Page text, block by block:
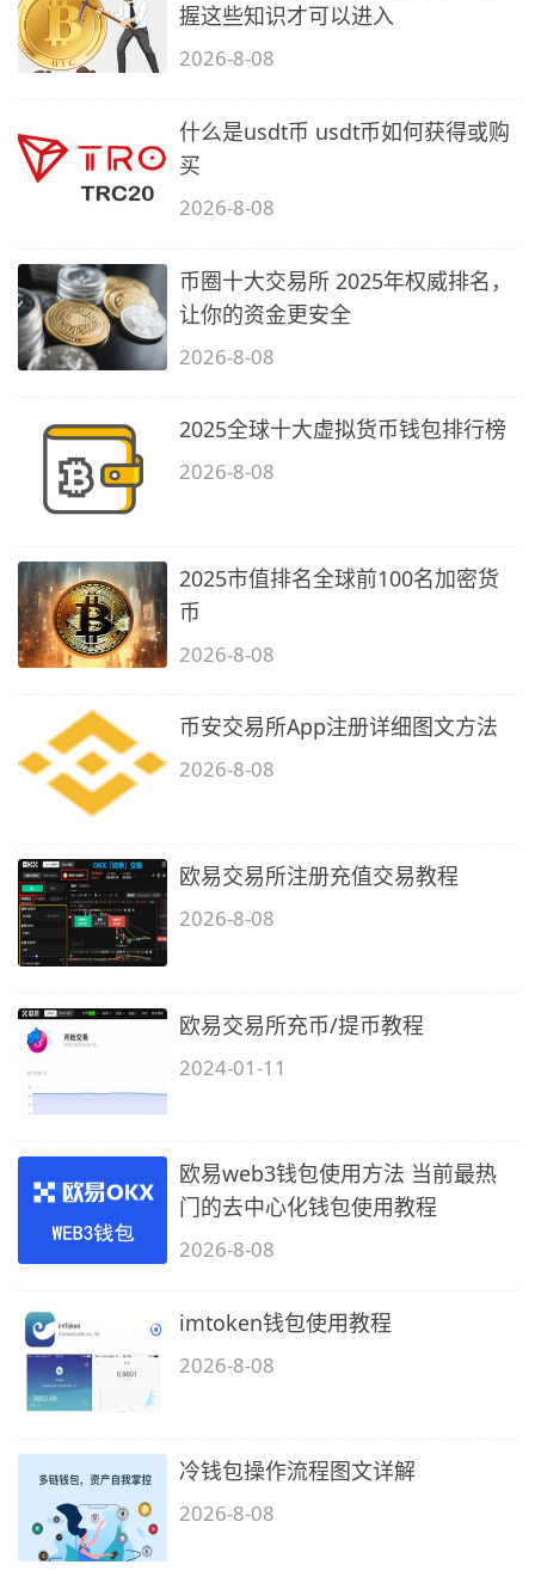
握这些知识才可以进入
2026-8-08
什么是usdt币 usdt币如何获得或购
买
2026-8-08
币圈十大交易所 2025年权威排名，
让你的资金更安全
2026-8-08
2025全球十大虚拟货币钱包排行榜
2026-8-08
2025市值排名全球前100名加密货
币
2026-8-08
币安交易所App注册详细图文方法
2026-8-08
欧易交易所注册充值交易教程
2026-8-08
欧易交易所充币/提币教程
2024-01-11
欧易web3钱包使用方法 当前最热
门的去中心化钱包使用教程
2026-8-08
imtoken钱包使用教程
2026-8-08
冷钱包操作流程图文详解
2026-8-08